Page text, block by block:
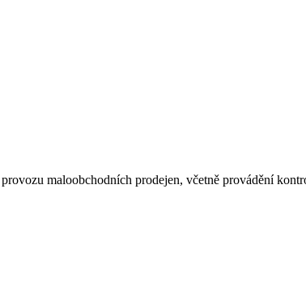
maloobchodních prodejen, včetně provádění